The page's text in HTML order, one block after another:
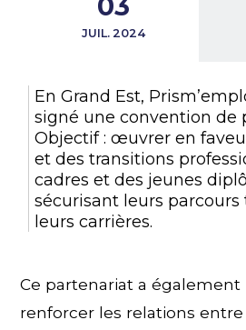
JUIL. 2024
En Grand Est,
signé une convention de
Objectif : œuvrer en
et des transitions
cadres et des jeunes
sécurisant leurs
leurs carrières.
Ce partenariat a
renforcer les relations entre